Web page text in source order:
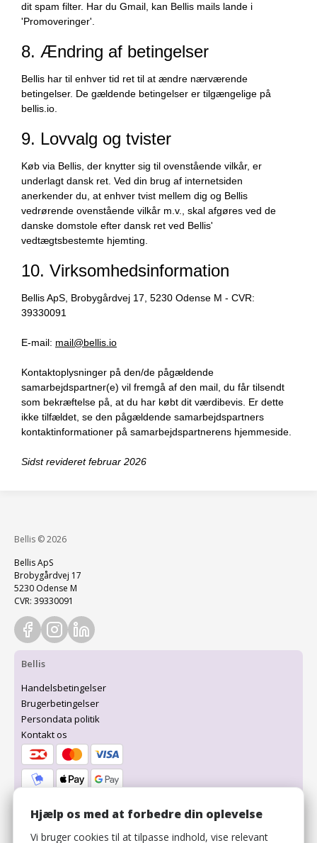
dit spam filter. Har du Gmail, kan Bellis mails lande i
'Promoveringer'.
8. Ændring af betingelser
Bellis har til enhver tid ret til at ændre nærværende
betingelser. De gældende betingelser er tilgængelige på
bellis.io.
9. Lovvalg og tvister
Køb via Bellis, der knytter sig til ovenstående vilkår, er
underlagt dansk ret. Ved din brug af internetsiden
anerkender du, at enhver tvist mellem dig og Bellis
vedrørende ovenstående vilkår m.v., skal afgøres ved de
danske domstole efter dansk ret ved Bellis'
vedtægtsbestemte hjemting.
10. Virksomhedsinformation
Bellis ApS, Brobygårdvej 17, 5230 Odense M - CVR:
39330091
E-mail: mail@bellis.io
Kontaktoplysninger på den/de pågældende
samarbejdspartner(e) vil fremgå af den mail, du får tilsendt
som bekræftelse på, at du har købt dit værdibevis. Er dette
ikke tilfældet, se den pågældende samarbejdspartners
kontaktinformationer på samarbejdspartnerens hjemmeside.
Sidst revideret februar 2026
Bellis © 2026
Bellis ApS
Brobygårdvej 17
5230 Odense M
CVR: 39330091
Bellis
Handelsbetingelser
Brugerbetingelser
Persondata politik
Kontakt os
Værter
Hjælp os med at forbedre din oplevelse
Vi bruger cookies til at tilpasse indhold, vise relevant